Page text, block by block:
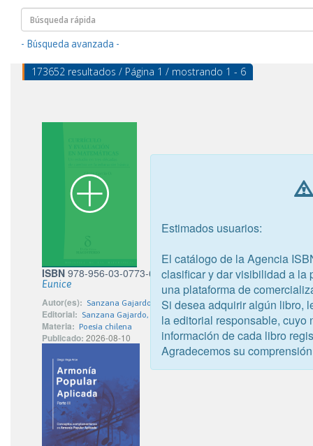
- Búsqueda avanzada -
173652 resultados / Página 1 / mostrando 1 - 6
ISBN 978-956-03-0773-6
Eunice
Autor(es): Sanzana Gajardo, Eduardo Antonio
Editorial: Sanzana Gajardo, Eduardo Antonio
Materia: Poesía chilena
Publicado: 2026-08-10
Estimados usuarios:
El catálogo de la Agencia
clasificar y dar visibilidad a la
una plataforma de
Si desea adquirir algún libro,
la editorial responsable, cuyo
información de cada libro
Agradecemos su